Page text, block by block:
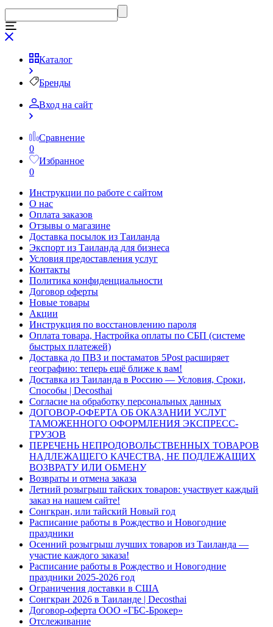
Каталог
Бренды
Вход на сайт
Сравнение
0
Избранное
0
Инструкции по работе с сайтом
О нас
Оплата заказов
Отзывы о магазине
Доставка посылок из Таиланда
Экспорт из Таиланда для бизнеса
Условия предоставления услуг
Контакты
Политика конфиденциальности
Договор оферты
Новые товары
Акции
Инструкция по восстановлению пароля
Оплата товара, Настройка оплаты по СБП (системе
быстрых платежей)
Доставка до ПВЗ и постаматов 5Post расширяет
географию: теперь ещё ближе к вам!
Доставка из Таиланда в Россию — Условия, Сроки,
Способы | Decosthai
Согласие на обработку персональных данных
ДОГОВОР-ОФЕРТА ОБ ОКАЗАНИИ УСЛУГ
ТАМОЖЕННОГО ОФОРМЛЕНИЯ ЭКСПРЕСС-
ГРУЗОВ
ПЕРЕЧЕНЬ НЕПРОДОВОЛЬСТВЕННЫХ ТОВАРОВ
НАДЛЕЖАЩЕГО КАЧЕСТВА, НЕ ПОДЛЕЖАЩИХ
ВОЗВРАТУ ИЛИ ОБМЕНУ
Возвраты и отмена заказа
Летний розыгрыш тайских товаров: участвует каждый
заказ на нашем сайте!
Сонгкран, или тайский Новый год
Расписание работы в Рождество и Новогодние
праздники
Осенний розыгрыш лучших товаров из Таиланда —
участие каждого заказа!
Расписание работы в Рождество и Новогодние
праздники 2025-2026 год
Ограничения доставки в США
Сонгкран 2026 в Таиланде | Decosthai
Договор-оферта ООО «ГБС-Брокер»
Отслеживание